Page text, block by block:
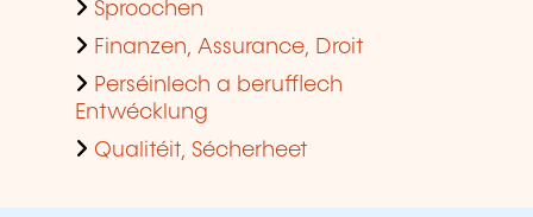
Sproochen
Finanzen, Assurance, Droit
Perséinlech a berufflech
Entwécklung
Qualitéit, Sécherheet